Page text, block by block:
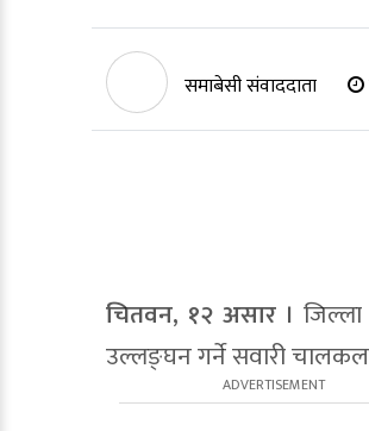
समाबेसी संवाददाता
चितवन, १२ असार ।
उल्लङ्घन गर्ने सवारी